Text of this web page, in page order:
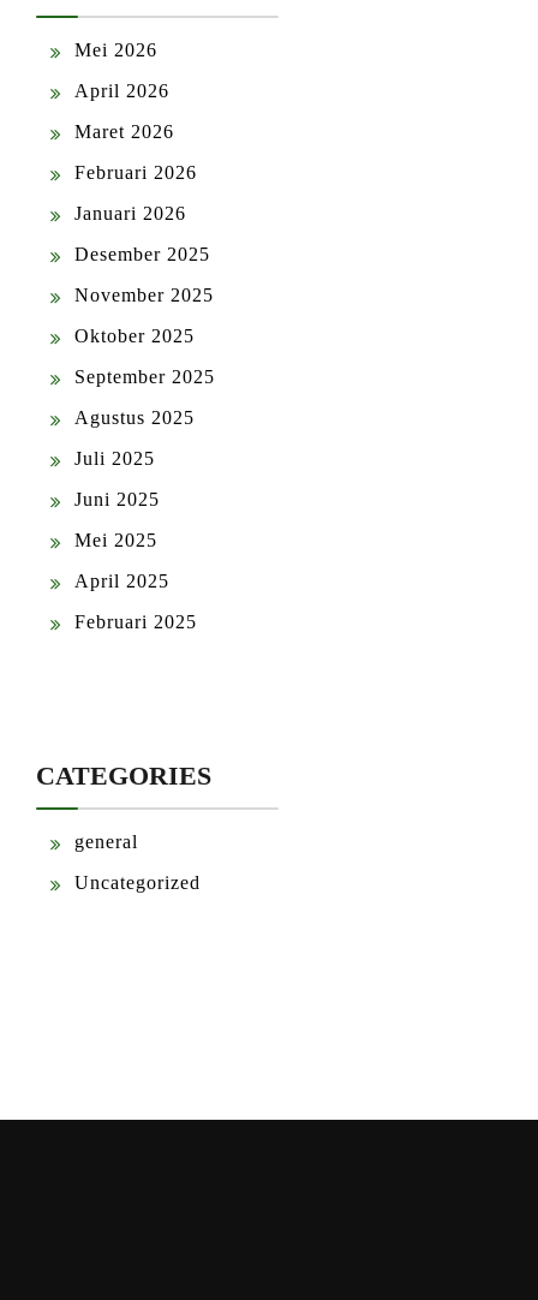
Mei 2026
April 2026
Maret 2026
Februari 2026
Januari 2026
Desember 2025
November 2025
Oktober 2025
September 2025
Agustus 2025
Juli 2025
Juni 2025
Mei 2025
April 2025
Februari 2025
CATEGORIES
general
Uncategorized